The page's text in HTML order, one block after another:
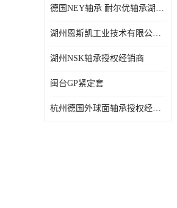
德国NEY轴承 耐尔优轴承湖州代理商
湖州恩斯凯工业技术有限公司NSK轴承*经销商
湖州NSK轴承授权经销商
闽台GP紧定套
杭州德国外球面轴承授权经销商